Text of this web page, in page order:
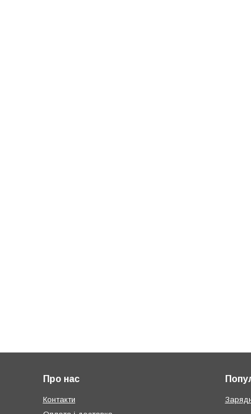
Про нас
Контакти